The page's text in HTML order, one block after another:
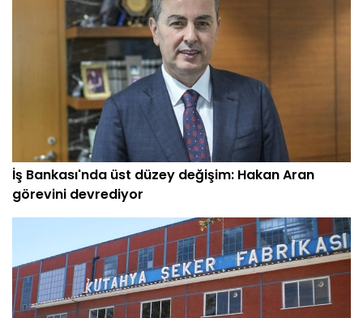
İş Bankası'nda üst düzey değişim: Hakan Aran
görevini devrediyor